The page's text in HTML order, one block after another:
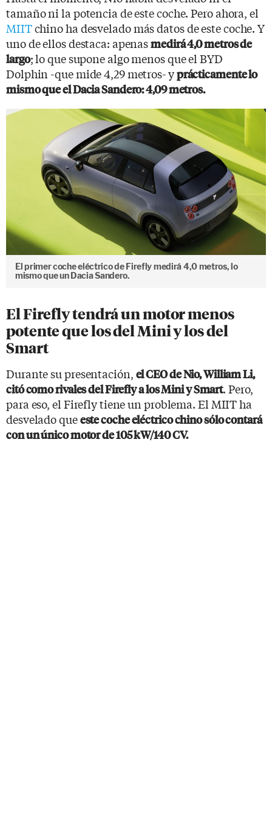
tamaño ni la potencia de este coche. Pero ahora, el
MIITchino ha desvelado más datos de este coche. Y
uno de ellos destaca: apenasmedirá 4,0 metros de
largo; lo que supone algo menos que el BYD
Dolphin -que mide 4,29 metros- yprácticamente lo
mismo que el Dacia Sandero: 4,09 metros.
El primer coche eléctrico de Firefly medirá 4,0 metros, lo
mismo que un Dacia Sandero.
El Firefly tendrá un motor menos
potente que los del Mini y los del
Smart
Durante su presentación, el CEO de Nio, William Li,
citó como rivales del Firefly a los Mini y Smart. Pero,
para eso, el Firefly tiene un problema. El MIIT ha
desvelado queeste coche eléctrico chino sólo contará
con un único motor de 105 kW/140 CV.